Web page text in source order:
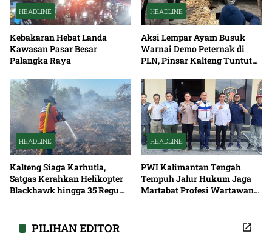
HEADLINE
Kebakaran Hebat Landa
Kawasan Pasar Besar
Palangka Raya
HEADLINE
Aksi Lempar Ayam Busuk
Warnai Demo Peternak di
PLN, Pinsar Kalteng Tuntut
HEADLINE
Kalteng Siaga Karhutla,
Satgas Kerahkan Helikopter
Blackhawk hingga 35 Regu
HEADLINE
PWI Kalimantan Tengah
Tempuh Jalur Hukum Jaga
Martabat Profesi Wartawan
PILIHAN EDITOR